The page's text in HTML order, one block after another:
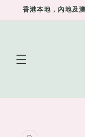
Skip to
香港本地，內地及